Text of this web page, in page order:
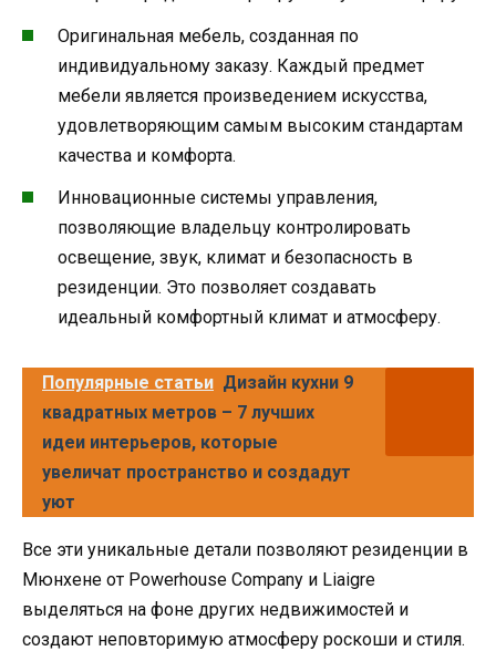
Оригинальная мебель, созданная по
индивидуальному заказу. Каждый предмет
мебели является произведением искусства,
удовлетворяющим самым высоким стандартам
качества и комфорта.
Инновационные системы управления,
позволяющие владельцу контролировать
освещение, звук, климат и безопасность в
резиденции. Это позволяет создавать
идеальный комфортный климат и атмосферу.
Популярные статьи Дизайн кухни 9
квадратных метров – 7 лучших
идеи интерьеров, которые
увеличат пространство и создадут
уют
Все эти уникальные детали позволяют резиденции в
Мюнхене от Powerhouse Company и Liaigre
выделяться на фоне других недвижимостей и
создают неповторимую атмосферу роскоши и стиля.